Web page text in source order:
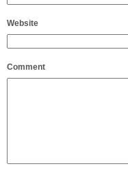
Website
Comment